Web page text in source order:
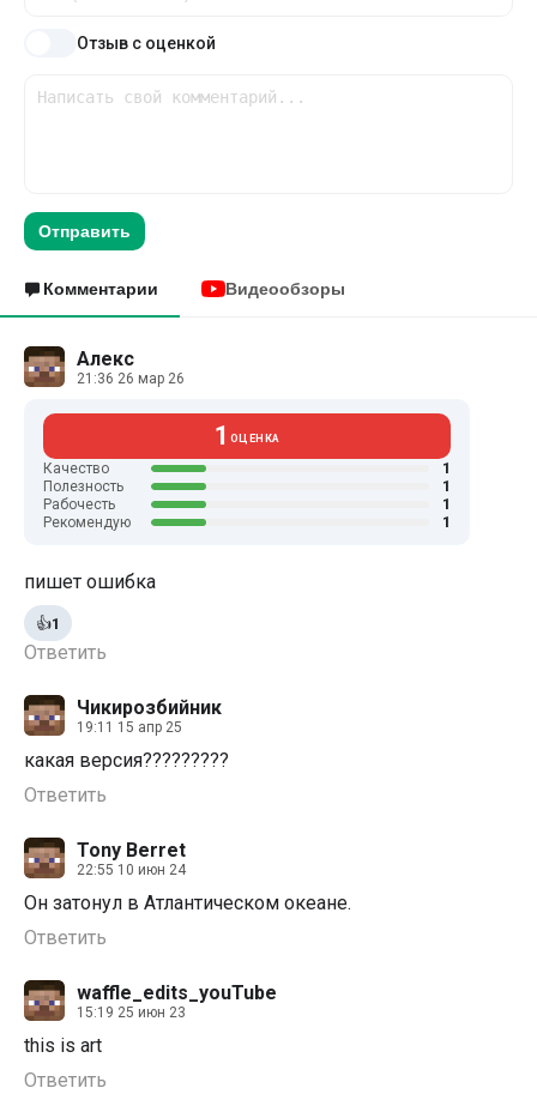
Отзыв с оценкой
Отправить
Комментарии Видеообзоры
Алекс
21:36 26 мар 26
1 ОЦЕНКА
Качество 1
Полезность 1
Рабочесть 1
Рекомендую 1
пишет ошибка
Ответить
👍1
Чикирозбийник
19:11 15 апр 25
какая версия?????????
Ответить
Tony Berret
22:55 10 июн 24
Он затонул в Атлантическом океане.
Ответить
waffle_edits_youTube
15:19 25 июн 23
this is art
Ответить